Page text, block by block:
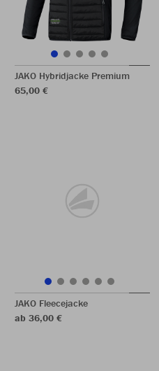
JAKO Hybridjacke Premium
65,00 €
JAKO Fleecejacke
ab 36,00 €